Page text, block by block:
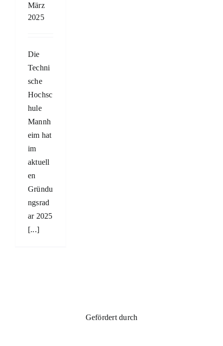
März
2025
Die
Techni
sche
Hochsc
hule
Mannh
eim hat
im
aktuell
en
Gründu
ngsrad
ar 2025
[...]
Gefördert durch